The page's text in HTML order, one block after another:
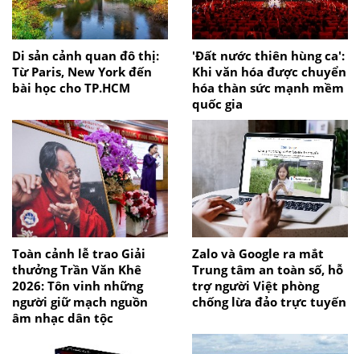
Di sản cảnh quan đô thị:
Từ Paris, New York đến
bài học cho TP.HCM
'Đất nước thiên hùng ca':
Khi văn hóa được chuyển
hóa thàn sức mạnh mềm
quốc gia
Toàn cảnh lễ trao Giải
thưởng Trần Văn Khê
2026: Tôn vinh những
người giữ mạch nguồn
âm nhạc dân tộc
Zalo và Google ra mắt
Trung tâm an toàn số, hỗ
trợ người Việt phòng
chống lừa đảo trực tuyến